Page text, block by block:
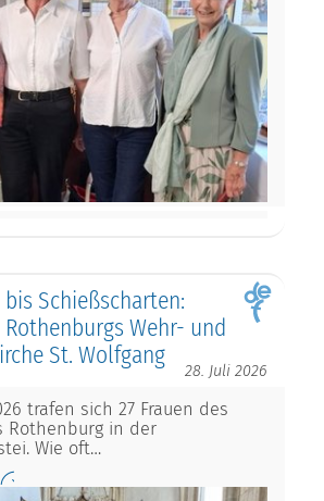
Schießscharten:
Wehr- und
St. Wolfgang
28. Juli 2026
trafen sich 27 Frauen des
Rothenburg in der
Wie oft…